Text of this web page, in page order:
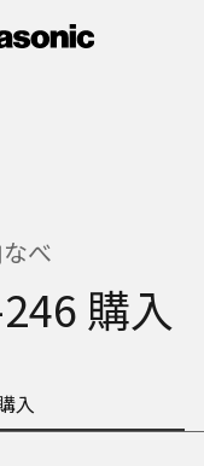
べ
購入
入